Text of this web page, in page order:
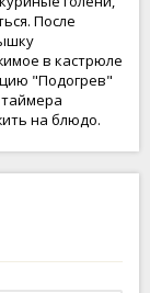
После
в кастрюле
"Подогрев"
на блюдо.